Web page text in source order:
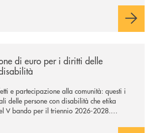
di euro per i diritti delle
e partecipazione alla comunità: questi i
delle persone con disabilità che etika
V bando per il triennio 2026-2028.